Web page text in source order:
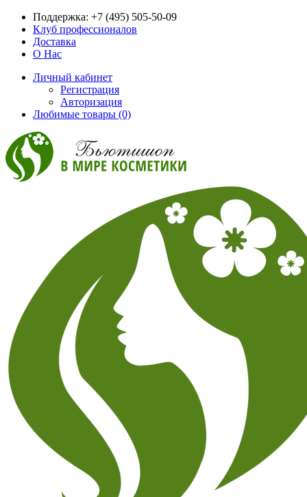
Поддержка: +7 (495) 505-50-09
Клуб профессионалов
Доставка
О Нас
Личный кабинет
Регистрация
Авторизация
Любимые товары (0)